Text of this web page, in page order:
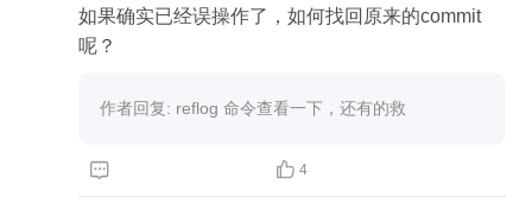
如果确实已经误操作了，如何找回原来的commit
呢？
作者回复: reflog 命令查看一下，还有的救
  4